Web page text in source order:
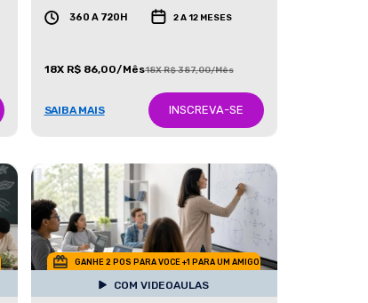
360 A 720H 2 A 12 MESES
18X R$ 86,00/Mês18X R$ 387,00/Mês
SAIBA MAIS INSCREVA-SE
GANHE 2 POS PARA VOCE +1 PARA UM AMIGO
COM VIDEOAULAS